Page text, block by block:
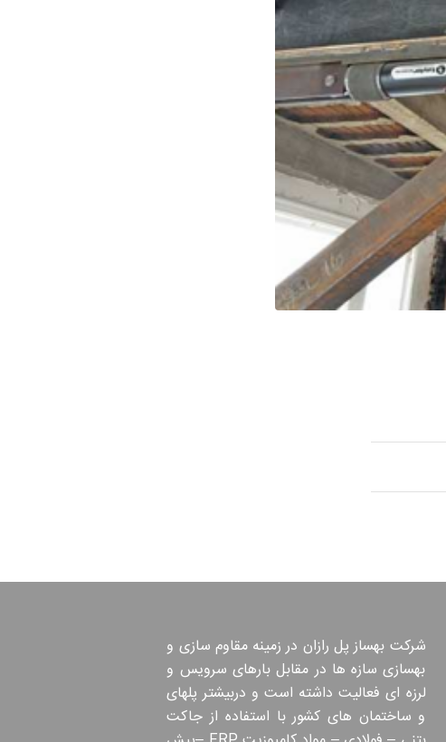
شرکت بهساز پل رازان در زمینه مقاوم سازی و
بهسازی سازه ها در مقابل بارهای سرویس و
لرزه ای فعالیت داشته است و دربیشتر پلهای
و ساختمان های کشور با استفاده از جاکت